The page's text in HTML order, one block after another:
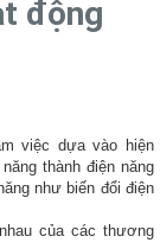
động
việc dựa vào hiện
thành điện năng
như biến đổi điện
của các thương